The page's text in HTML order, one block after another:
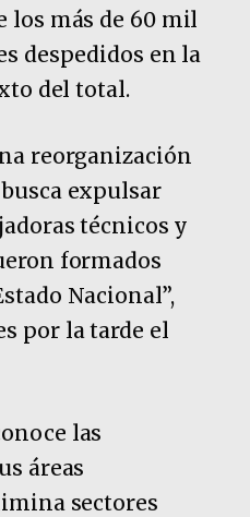
los más de 60 mil
despedidos en la
del total.
reorganización
expulsar
técnicos y
formados
Nacional”,
por la tarde el
las
áreas
sectores